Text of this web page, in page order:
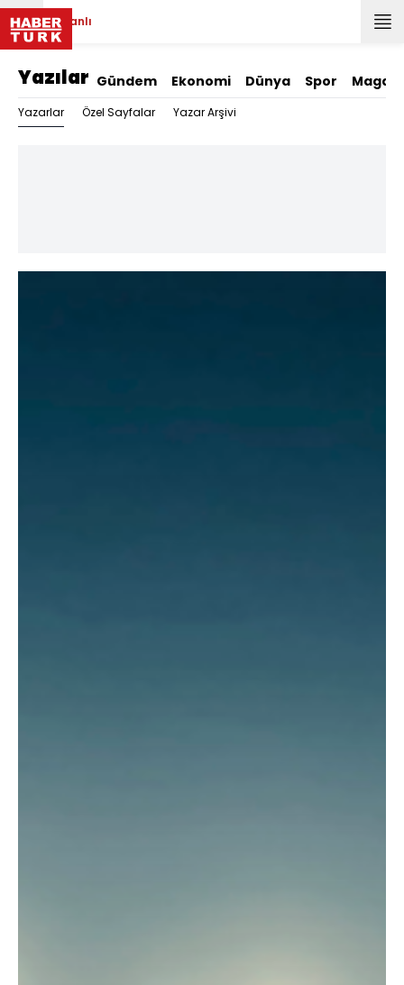
Canlı
Yazılar Gündem Ekonomi Dünya Spor
Yazarlar Özel Sayfalar Yazar Arşivi